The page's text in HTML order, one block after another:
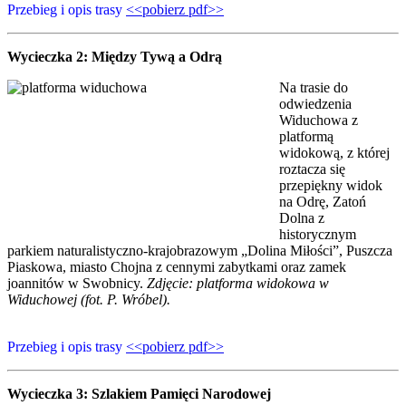
Przebieg i opis trasy <<pobierz pdf>>
Wycieczka 2: Między Tywą a Odrą
Na trasie do
odwiedzenia
Widuchowa z
platformą
widokową, z której
roztacza się
przepiękny widok
na Odrę, Zatoń
Dolna z
historycznym
parkiem naturalistyczno-krajobrazowym „Dolina Miłości”, Puszcza
Piaskowa, miasto Chojna z cennymi zabytkami oraz zamek
joannitów w Swobnicy. Zdjęcie: platforma widokowa w
Widuchowej (fot. P. Wróbel).
Przebieg i opis trasy <<pobierz pdf>>
Wycieczka 3: Szlakiem Pamięci Narodowej